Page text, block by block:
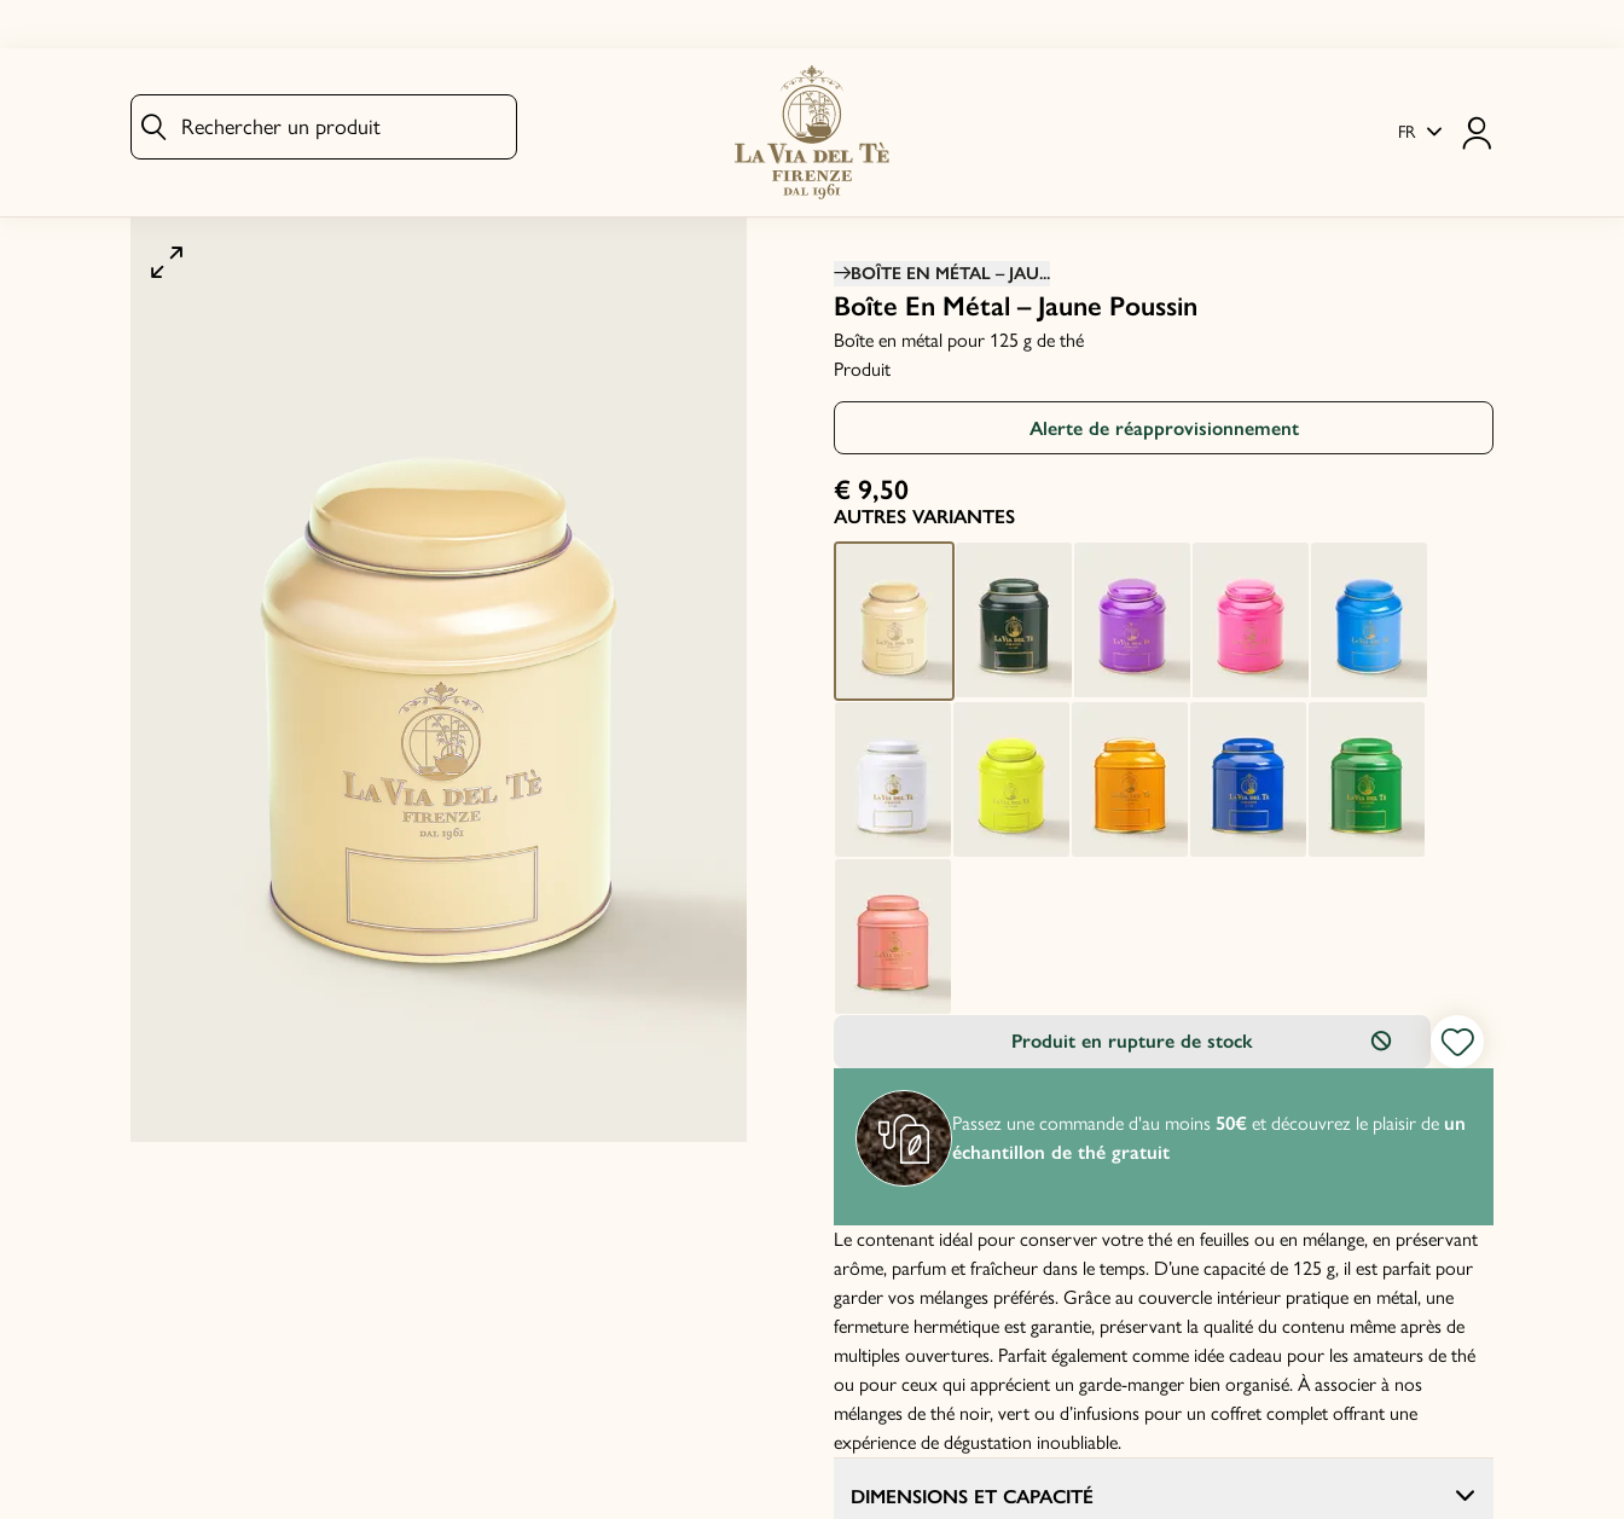
FR
Rechercher un produit
BOÎTE EN MÉTAL – JAU...
Boîte En Métal – Jaune Poussin
Boîte en métal pour 125 g de thé
Produit
Alerte de réapprovisionnement
€ 9,50
AUTRES VARIANTES
Produit en rupture de stock
Passez une commande d'au moins 50€ et découvrez le plaisir de un
échantillon de thé gratuit
Le contenant idéal pour conserver votre thé en feuilles ou en mélange, en préservant
arôme, parfum et fraîcheur dans le temps. D’une capacité de 125 g, il est parfait pour
garder vos mélanges préférés. Grâce au couvercle intérieur pratique en métal, une
fermeture hermétique est garantie, préservant la qualité du contenu même après de
multiples ouvertures. Parfait également comme idée cadeau pour les amateurs de thé
ou pour ceux qui apprécient un garde-manger bien organisé. À associer à nos
mélanges de thé noir, vert ou d’infusions pour un coffret complet offrant une
expérience de dégustation inoubliable.
DIMENSIONS ET CAPACITÉ